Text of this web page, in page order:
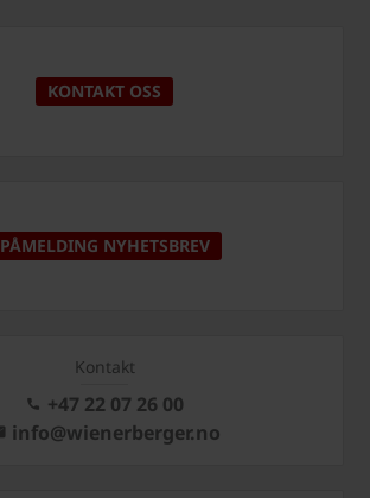
KONTAKT OSS
PÅMELDING NYHETSBREV
Kontakt
+47 22 07 26 00
info@wienerberger.no